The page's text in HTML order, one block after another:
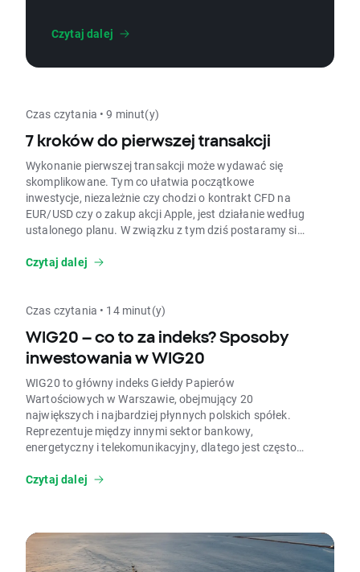
wygląda handel CFD w praktyce, kiedy
oraz z jakimi kosztami i ryzykiem należy się
początkujących, jak i bardziej
zaawansowanych inwestorów, którzy
zainteresowani są handlem kontraktami CFD
i chcą rozszerzyć swoje możliwości
inwestycyjne o lewarowane instrumenty
pochodne, takie jak kontrakty CFD.
Czytaj dalej
Czas czytania • 9 minut(y)
7 kroków do pierwszej transakcji
Wykonanie pierwszej transakcji może wydawać się
skomplikowane. Tym co ułatwia początkowe
inwestycje, niezależnie czy chodzi o kontrakt CFD na
EUR/USD czy o zakup akcji Apple, jest działanie według
ustalonego planu. W związku z tym dziś postaramy się
przygotowujące do wykonania pierwszej transakcji na
Czytaj dalej
Czas czytania • 14 minut(y)
WIG20 – co to za indeks? Sposoby
inwestowania w WIG20
WIG20 to główny indeks Giełdy Papierów
Wartościowych w Warszawie, obejmujący 20
największych i najbardziej płynnych polskich spółek.
Reprezentuje między innymi sektor bankowy,
energetyczny i telekomunikacyjny, dlatego jest często
jego zmienność mogą wpływać dane o polskim PKB,
Czytaj dalej